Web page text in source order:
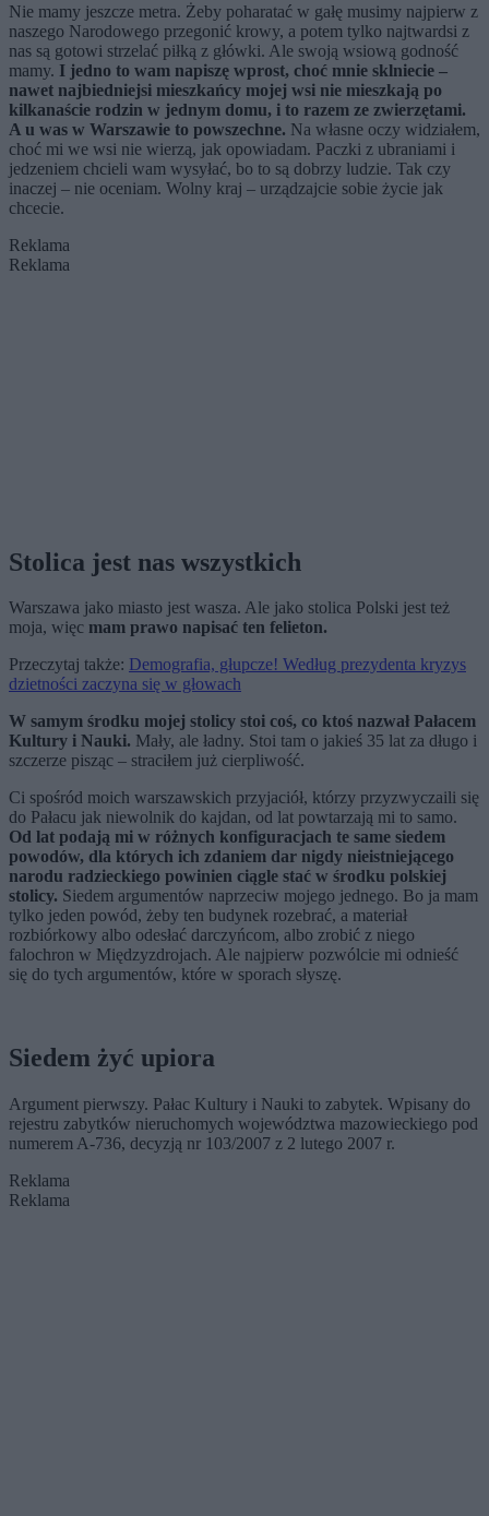
Nie mamy jeszcze metra. Żeby poharatać w gałę musimy najpierw z
naszego Narodowego przegonić krowy, a potem tylko najtwardsi z
nas są gotowi strzelać piłką z główki. Ale swoją wsiową godność
mamy. I jedno to wam napiszę wprost, choć mnie sklniecie –
nawet najbiedniejsi mieszkańcy mojej wsi nie mieszkają po
kilkanaście rodzin w jednym domu, i to razem ze zwierzętami.
A u was w Warszawie to powszechne. Na własne oczy widziałem,
choć mi we wsi nie wierzą, jak opowiadam. Paczki z ubraniami i
jedzeniem chcieli wam wysyłać, bo to są dobrzy ludzie. Tak czy
inaczej – nie oceniam. Wolny kraj – urządzajcie sobie życie jak
chcecie.
Reklama
Reklama
Stolica jest nas wszystkich
Warszawa jako miasto jest wasza. Ale jako stolica Polski jest też
moja, więc mam prawo napisać ten felieton.
Przeczytaj także: Demografia, głupcze! Według prezydenta kryzys
dzietności zaczyna się w głowach
W samym środku mojej stolicy stoi coś, co ktoś nazwał Pałacem
Kultury i Nauki. Mały, ale ładny. Stoi tam o jakieś 35 lat za długo i
szczerze pisząc – straciłem już cierpliwość.
Ci spośród moich warszawskich przyjaciół, którzy przyzwyczaili się
do Pałacu jak niewolnik do kajdan, od lat powtarzają mi to samo.
Od lat podają mi w różnych konfiguracjach te same siedem
powodów, dla których ich zdaniem dar nigdy nieistniejącego
narodu radzieckiego powinien ciągle stać w środku polskiej
stolicy. Siedem argumentów naprzeciw mojego jednego. Bo ja mam
tylko jeden powód, żeby ten budynek rozebrać, a materiał
rozbiórkowy albo odesłać darczyńcom, albo zrobić z niego
falochron w Międzyzdrojach. Ale najpierw pozwólcie mi odnieść
się do tych argumentów, które w sporach słyszę.
Siedem żyć upiora
Argument pierwszy. Pałac Kultury i Nauki to zabytek. Wpisany do
rejestru zabytków nieruchomych województwa mazowieckiego pod
numerem A-736, decyzją nr 103/2007 z 2 lutego 2007 r.
Reklama
Reklama